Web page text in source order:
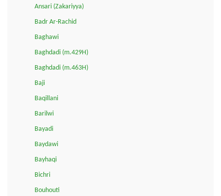
Ansari (Zakariyya)
Badr Ar-Rachid
Baghawi
Baghdadi (m.429H)
Baghdadi (m.463H)
Baji
Baqillani
Barilwi
Bayadi
Baydawi
Bayhaqi
Bichri
Bouhouti